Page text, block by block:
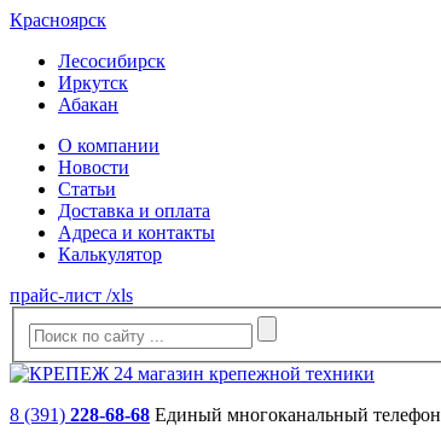
Красноярск
Лесосибирск
Иркутск
Абакан
О компании
Новости
Статьи
Доставка и оплата
Адреса и контакты
Калькулятор
прайс-лист /xls
8 (391) 228-68-68 Единый многоканальный телефон